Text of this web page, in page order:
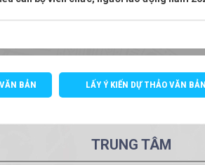
BẢN LẤY Ý KIẾN DỰ THẢO VĂN
TRUNG TÂM